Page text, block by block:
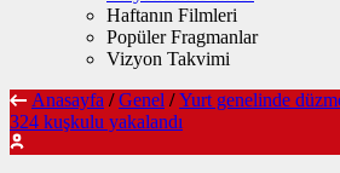
Haftanın Filmleri
Popüler Fragmanlar
Vizyon Takvimi
Anasayfa / Genel / Yurt genelinde
324 kuşkulu yakalandı